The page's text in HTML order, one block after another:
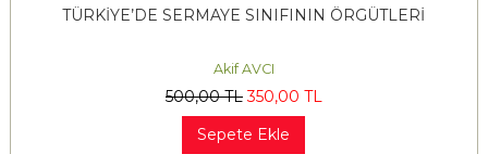
TÜRKİYE’DE SERMAYE SINIFININ ÖRGÜTLERİ
Akif AVCI
500,00TL 350,00 TL
Sepete Ekle